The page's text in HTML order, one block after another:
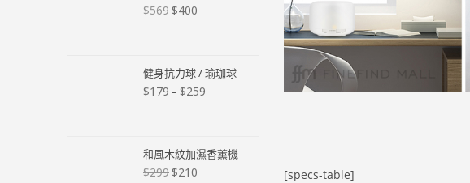
[specs-table]
$569$400
健身抗力球 / 瑜珈球
$179 – $259
和風木紋加濕香薰機
$299$210